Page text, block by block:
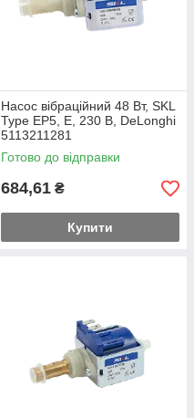
Насос вібраційний 48 Вт, SKL
Type EP5, E, 230 В, DeLonghi
5113211281
Готово до відправки
684,61 ₴
Купити